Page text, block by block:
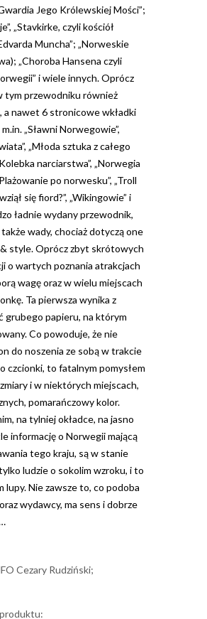
Jego Królewskiej Mości”;
„Stavkirke, czyli kościół
Muncha”; „Norweskie
„Choroba Hansena czyli
i wiele innych. Oprócz
tym przewodniku również
a nawet 6 stronicowe wkładki
„Sławni Norwegowie”,
„Młoda sztuka z całego
narciarstwa”, „Norwegia
po norwesku”, „Troll
się fiord?”, „Wikingowie” i
ładnie wydany przewodnik,
także wady, chociaż dotyczą one
style. Oprócz zbyt skrótowych
o wartych poznania atrakcjach
wagę oraz w wielu miejscach
Ta pierwsza wynika z
grubego papieru, na którym
Co powoduje, że nie
do noszenia ze sobą w trakcie
czcionki, to fatalnym pomysłem
i w niektórych miejscach,
pomarańczowy kolor.
na tylniej okładce, na jasno
informację o Norwegii mającą
tego kraju, są w stanie
ludzie o sokolim wzroku, i to
lupy. Nie zawsze to, co podoba
wydawcy, ma sens i dobrze
Cezary Rudziński;